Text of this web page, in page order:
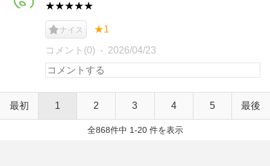
★★★★★
ナイス ★1
コメント(0) 2026/04/23
最初 1 2 3 4 5 最後
全868件中 1-20 件を表示